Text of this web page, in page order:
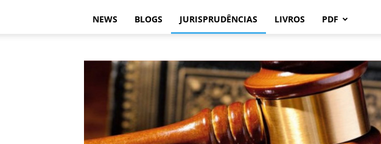
NEWS BLOGS JURISPRUDÊNCIAS LIVROS PDF